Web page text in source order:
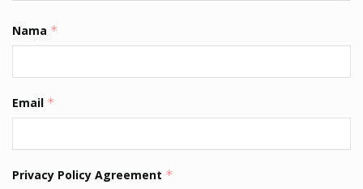
Nama *
Email *
Privacy Policy Agreement *